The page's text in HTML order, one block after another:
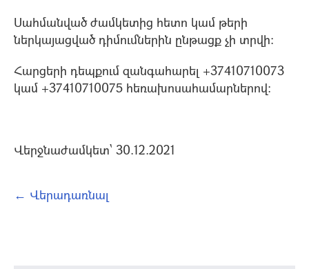
Սահմանված ժամկետից հետո կամ թերի
ներկայացված դիմումներին ընթացք չի տրվի:
Հարցերի դեպքում զանգահարել +37410710073
կամ +37410710075 հեռախոսահամարներով:
Վերջնաժամկետ` 30.12.2021
← Վերադառնալ